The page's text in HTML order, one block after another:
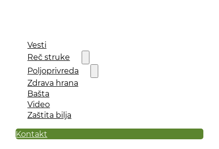
Vesti
Reč struke
Poljoprivreda
Zdrava hrana
Bašta
Video
Zaštita bilja
Kontakt